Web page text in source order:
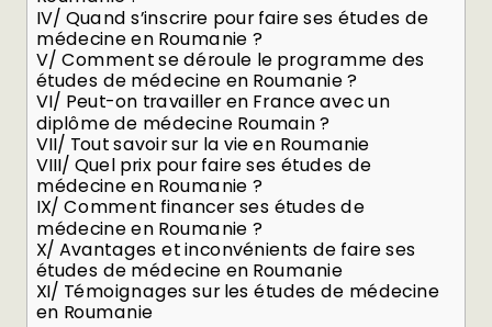
IV/ Quand s’inscrire pour faire ses études de
médecine en Roumanie ?
V/ Comment se déroule le programme des
études de médecine en Roumanie ?
VI/ Peut-on travailler en France avec un
diplôme de médecine Roumain ?
VII/ Tout savoir sur la vie en Roumanie
VIII/ Quel prix pour faire ses études de
médecine en Roumanie ?
IX/ Comment financer ses études de
médecine en Roumanie ?
X/ Avantages et inconvénients de faire ses
études de médecine en Roumanie
XI/ Témoignages sur les études de médecine
en Roumanie